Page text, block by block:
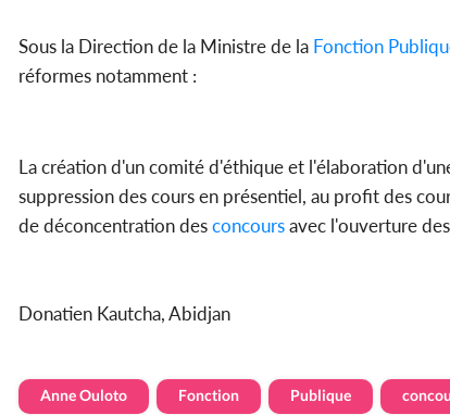
Sous la Direction de la Ministre de la Fonction
réformes notamment :
La création d'un comité d'éthique et l'élaboration
suppression des cours en présentiel, au profit des
de déconcentration desconcoursavec l'ouverture
Donatien Kautcha, Abidjan
Anne Ouloto Fonction Publique